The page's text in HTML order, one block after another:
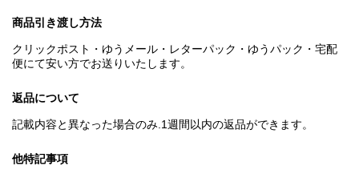
商品引き渡し方法
クリックポスト・ゆうメール・レターパック・ゆうパック・宅配
便にて安い方でお送りいたします。
返品について
記載内容と異なった場合のみ.1週間以内の返品ができます。
他特記事項